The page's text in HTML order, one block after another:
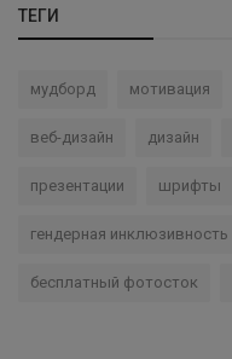
ТЕГИ
мудборд мотивация
веб-дизайн дизайн
презентации шрифты
гендерная инклюзивность
бесплатный фотосток